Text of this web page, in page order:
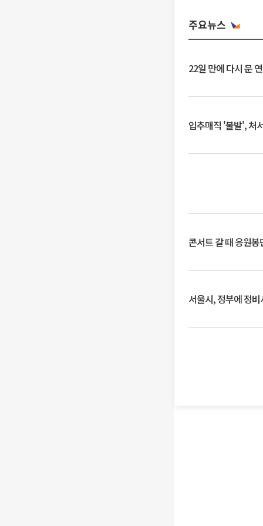
주요뉴스
22일 만에 다시 문
입추매직 '불발', 처
콘서트 갈 때 응원
서울시, 정부에 정